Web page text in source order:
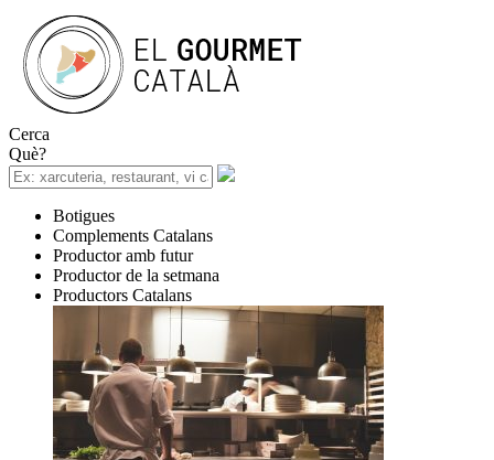
Cerca
Què?
Botigues
Complements Catalans
Productor amb futur
Productor de la setmana
Productors Catalans